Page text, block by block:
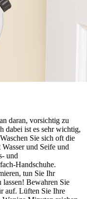
daran, vorsichtig zu
dabei ist es sehr wichtig,
Sie sich oft die
und Seife und
und
Handschuhe.
tun Sie Ihr
lassen! Bewahren Sie
auf. Lüften Sie Ihre